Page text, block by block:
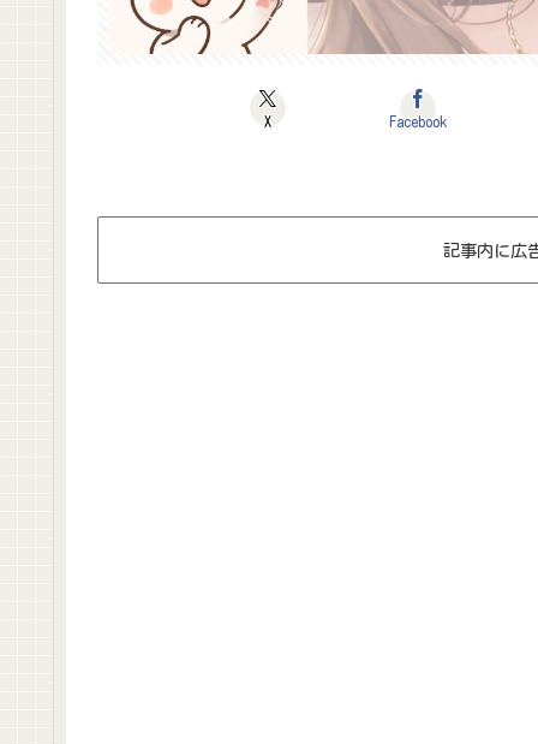
X Facebook
記事内に広